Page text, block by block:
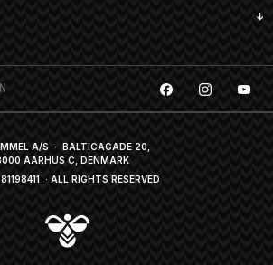
A/S · BALTICAGADE 20,
AARHUS C, DENMARK
· ALL RIGHTS RESERVED